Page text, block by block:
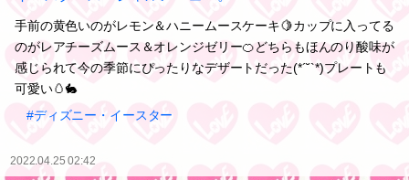
手前の黄色いのがレモン＆ハニームースケーキ🍋カップに入ってる
のがレアチーズムース＆オレンジゼリー🍊どちらもほんのり酸味が
感じられて今の季節にぴったりなデザートだった(*´˘`*)プレートも
可愛い🥚🐇
#ディズニー・イースター
2022.04.25 02:42